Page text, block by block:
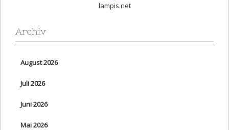
lampis.net
Archiv
August 2026
Juli 2026
Juni 2026
Mai 2026